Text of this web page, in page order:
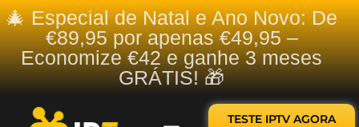
🎄 Especial de Natal e Ano Novo: De
€89,95 por apenas €49,95 –
Economize €42 e ganhe 3 meses
GRÁTIS! 🎁
TESTE IPTV AGORA